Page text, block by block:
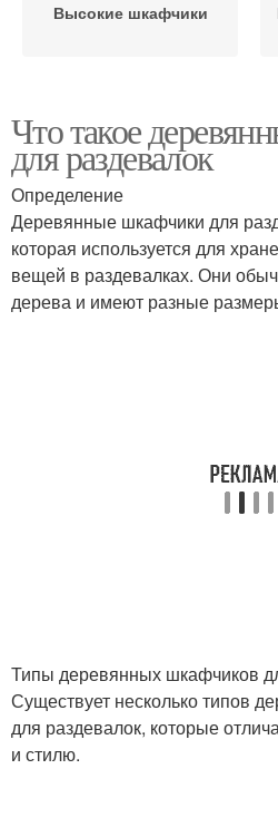
Высокие шкафчики
раздевалок
Что такое
для раздевалок
Определение
Деревянные шкафчики для
которая используется для
вещей в раздевалках. Они
дерева и имеют разные
Типы деревянных шкафчиков
Существует несколько типов
для раздевалок, которые
и стилю.